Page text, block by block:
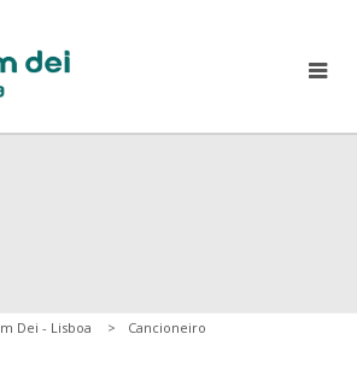
Dei - Lisboa
Cancioneiro